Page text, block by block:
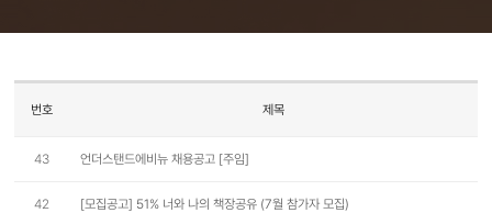
번호 제목
43 언더스탠드에비뉴 채용공고 [주임]
42 [모집공고] 51% 너와 나의 책장공유 (7월 참가자 모집)